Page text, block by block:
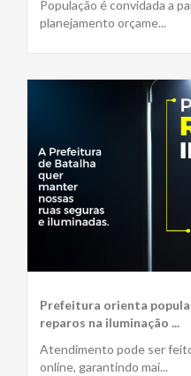
População é convidada a
planejamento orçame...
Prefeitura orienta
reparos na iluminação ...
Atendimento pode ser
online, garantindo mai...